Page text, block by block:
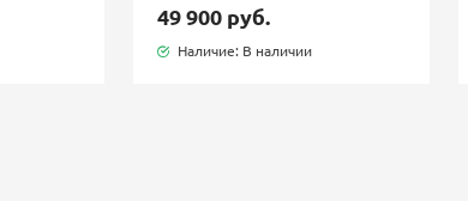
49 900 руб.
Наличие: В наличии